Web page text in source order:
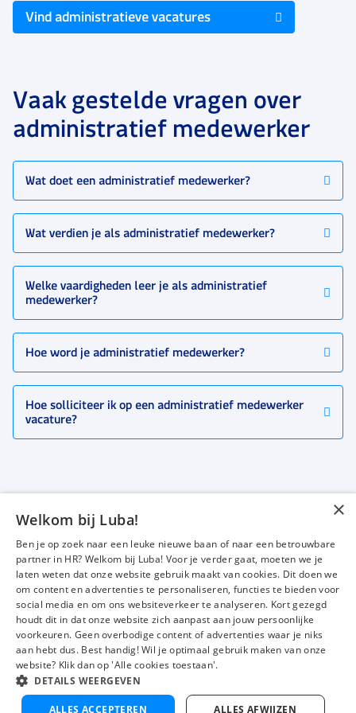
Vind administratieve vacatures
Vaak gestelde vragen over
administratief medewerker
Wat doet een administratief medewerker?
Wat verdien je als administratief medewerker?
Welke vaardigheden leer je als administratief
medewerker?
Hoe word je administratief medewerker?
Hoe solliciteer ik op een administratief medewerker
vacature?
Werken bij Luba
Voor werkgevers
Mijn Luba
Contact
InstagramFacebookLinkedIn YouTube
Luba wordt beoordeeld met een
4,3 uit 5
van 1484 Google-reviews
×
Welkom bij Luba!
Ben je op zoek naar een leuke nieuwe baan of naar een betrouwbare
partner in HR? Welkom bij Luba! Voor je verder gaat, moeten we je
laten weten dat onze website gebruik maakt van cookies. Dit doen we
om content en advertenties te personaliseren, functies te bieden voor
social media en om ons websiteverkeer te analyseren. Kort gezegd
houdt dit in dat onze website zich aanpast aan jouw persoonlijke
voorkeuren. Geen overbodige content of advertenties waar je niks
aan hebt dus. Best handig! Wil je optimaal gebruik maken van onze
website? Klik dan op 'Alle cookies toestaan'.
DETAILS WEERGEVEN
ALLES ACCEPTEREN ALLES AFWIJZEN